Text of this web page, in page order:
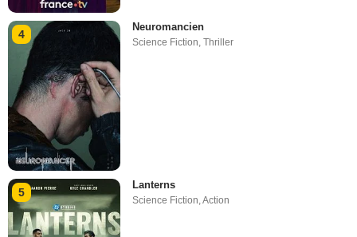
4
Neuromancien
Science Fiction ,Thriller
5
Lanterns
Science Fiction,Action